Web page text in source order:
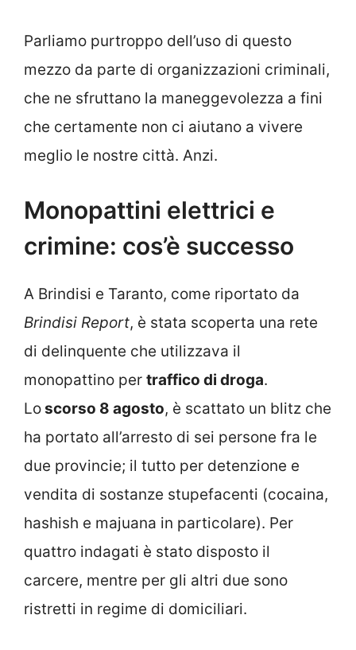
Parliamo purtroppo dell’uso di questo
mezzo da parte di organizzazioni criminali,
che ne sfruttano la maneggevolezza a fini
che certamente non ci aiutano a vivere
meglio le nostre città. Anzi.
Monopattini elettrici e
crimine: cos’è successo
A Brindisi e Taranto, come riportato da
Brindisi Report, è stata scoperta una rete
di delinquente che utilizzava il
monopattino per traffico di droga.
Loscorso 8 agosto, è scattato un blitz che
ha portato all’arresto di sei persone fra le
due provincie; il tutto per detenzione e
vendita di sostanze stupefacenti (cocaina,
hashish e majuana in particolare). Per
quattro indagati è stato disposto il
carcere, mentre per gli altri due sono
ristretti in regime di domiciliari.